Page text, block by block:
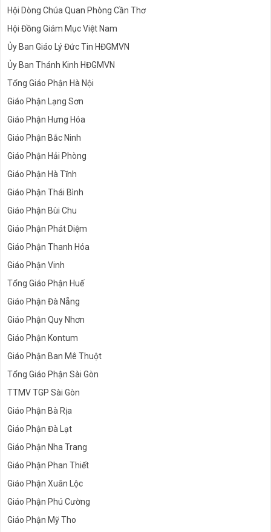
Hội Dòng Chúa Quan Phòng Cần Thơ
Hội Đồng Giám Mục Việt Nam
Ủy Ban Giáo Lý Đức Tin HĐGMVN
Ủy Ban Thánh Kinh HĐGMVN
Tổng Giáo Phận Hà Nội
Giáo Phận Lạng Sơn
Giáo Phận Hưng Hóa
Giáo Phận Bắc Ninh
Giáo Phận Hải Phòng
Giáo Phận Hà Tĩnh
Giáo Phận Thái Bình
Giáo Phận Bùi Chu
Giáo Phận Phát Diệm
Giáo Phận Thanh Hóa
Giáo Phận Vinh
Tổng Giáo Phận Huế
Giáo Phận Đà Nẵng
Giáo Phận Quy Nhơn
Giáo Phận Kontum
Giáo Phận Ban Mê Thuột
Tổng Giáo Phận Sài Gòn
TTMV TGP Sài Gòn
Giáo Phận Bà Rịa
Giáo Phận Đà Lạt
Giáo Phận Nha Trang
Giáo Phận Phan Thiết
Giáo Phận Xuân Lộc
Giáo Phận Phú Cường
Giáo Phận Mỹ Tho